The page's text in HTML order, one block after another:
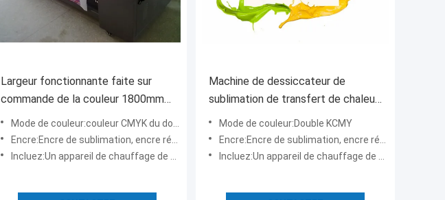
Largeur fonctionnante faite sur
commande de la couleur 1800mm
de fixation de machine de
sublimation de colorant des
drapeaux SR1800
Mode de couleur:couleur CMYK du double 4
Encre:Encre de sublimation, encre réactive, encre de colorant
Incluez:Un appareil de chauffage de sublimation de 1,8 m et une fan de filtre
Machine de dessiccateur de
sublimation de transfert de chaleur
pour le double tissu latéral de
polyester
Mode de couleur:Double KCMY
Encre:Encre de sublimation, encre réactive, encre de colorant
Incluez:Un appareil de chauffage de sublimation de 1,8 m avec une fan de filtre